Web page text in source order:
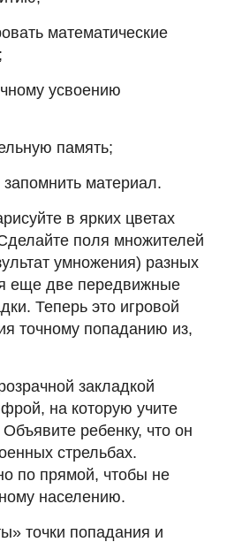
математические
усвоению
память;
материал.
в ярких цветах
поля множителей
умножения) разных
еще две передвижные
Теперь это игровой
точному попаданию из,
закладкой
на которую учите
ребенку, что он
стрельбах.
по прямой, чтобы не
населению.
точки попадания и